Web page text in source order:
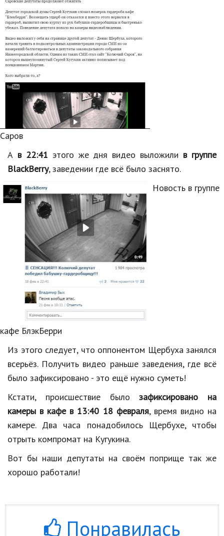
Саров
А в 22:41 этого же дня видео выложили в группе
BlackBerry, заведении где всё было заснято.
Новость в группе
кафе БлэкБерри
Из этого следует, что оппонентом Щербуха занялся
всерьёз. Получить видео раньше заведения, где всё
было зафиксировано - это ещё нужно суметь!
Кстати, происшествие былозафиксировано на
камеры в кафе в 13:40 18 февраля, время видно на
камере. Два часа понадобилось Щербухе, чтобы
отрыть компромат на Кугукина.
Вот бы наши депутаты на своём поприще так же
хорошо работали!
Понравилась